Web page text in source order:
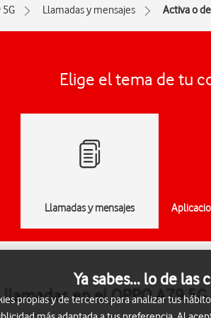
5G Llamadas y mensajes Activa o
Elige el tema de tu
Llamadas y mensajes
en el OPPO A79
Ya sabes... lo de las
propias y de terceros para analizar tus